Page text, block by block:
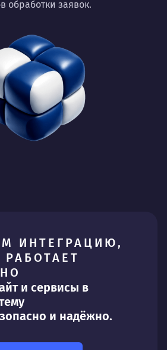
обработки заявок.
ИНТЕГРАЦИЮ,
и сервисы в
и надёжно.